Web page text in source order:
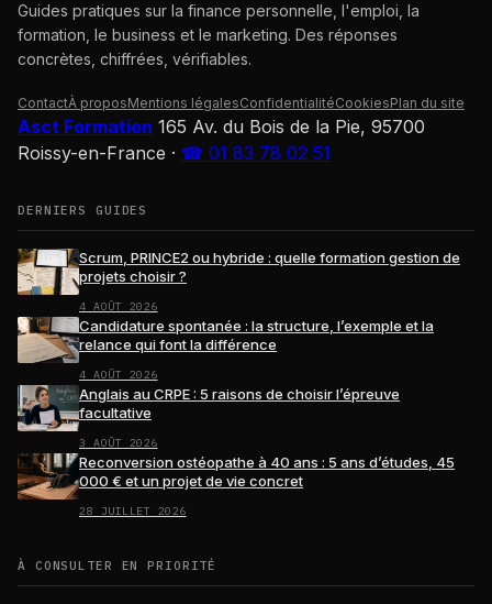
Guides pratiques sur la finance personnelle, l'emploi, la
formation, le business et le marketing. Des réponses
concrètes, chiffrées, vérifiables.
ContactÀ proposMentions légalesConfidentialitéCookiesPlan du site
Asct Formation 165 Av. du Bois de la Pie, 95700
Roissy-en-France · ☎ 01 83 78 02 51
DERNIERS GUIDES
Scrum, PRINCE2 ou hybride : quelle formation gestion de
projets choisir ?
4 AOÛT 2026
Candidature spontanée : la structure, l’exemple et la
relance qui font la différence
4 AOÛT 2026
Anglais au CRPE : 5 raisons de choisir l’épreuve
facultative
3 AOÛT 2026
Reconversion ostéopathe à 40 ans : 5 ans d’études, 45
000 € et un projet de vie concret
28 JUILLET 2026
À CONSULTER EN PRIORITÉ